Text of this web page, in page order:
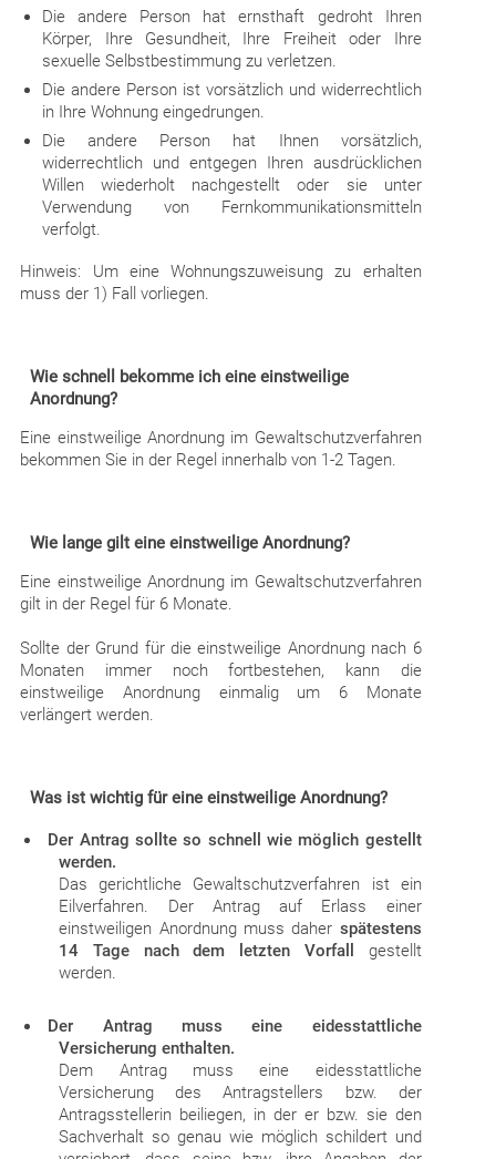
Die andere Person hat ernsthaft gedroht Ihren
Körper, Ihre Gesundheit, Ihre Freiheit oder Ihre
sexuelle Selbstbestimmung zu verletzen.
Die andere Person ist vorsätzlich und widerrechtlich
in Ihre Wohnung eingedrungen.
Die andere Person hat Ihnen vorsätzlich,
widerrechtlich und entgegen Ihren ausdrücklichen
Willen wiederholt nachgestellt oder sie unter
Verwendung von Fernkommunikationsmitteln
verfolgt.
Hinweis: Um eine Wohnungszuweisung zu erhalten
muss der 1) Fall vorliegen.
Wie schnell bekomme ich eine einstweilige
Anordnung?
Eine einstweilige Anordnung im Gewaltschutzverfahren
bekommen Sie in der Regel innerhalb von 1-2 Tagen.
Wie lange gilt eine einstweilige Anordnung?
Eine einstweilige Anordnung im Gewaltschutzverfahren
gilt in der Regel für 6 Monate.
Sollte der Grund für die einstweilige Anordnung nach 6
Monaten immer noch fortbestehen, kann die
einstweilige Anordnung einmalig um 6 Monate
verlängert werden.
Was ist wichtig für eine einstweilige Anordnung?
Der Antrag sollte so schnell wie möglich gestellt
werden.
Das gerichtliche Gewaltschutzverfahren ist ein
Eilverfahren. Der Antrag auf Erlass einer
einstweiligen Anordnung muss daher spätestens
14 Tage nach dem letzten Vorfall
gestellt
werden.
Der Antrag muss eine eidesstattliche
Versicherung enthalten.
Dem Antrag muss eine eidesstattliche
Versicherung des Antragstellers bzw. der
Antragsstellerin beiliegen, in der er bzw. sie den
Sachverhalt so genau wie möglich schildert und